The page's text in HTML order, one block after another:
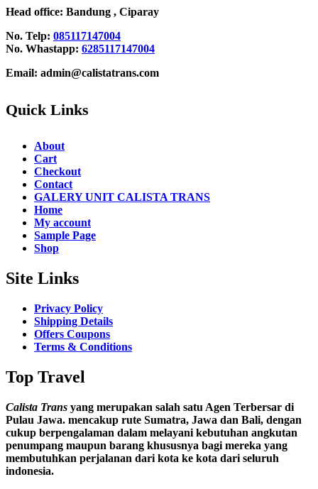
Head office: Bandung , Ciparay
No. Telp: 085117147004
No. Whastapp: 6285117147004
Email: admin@calistatrans.com
Quick Links
About
Cart
Checkout
Contact
GALERY UNIT CALISTA TRANS
Home
My account
Sample Page
Shop
Site Links
Privacy Policy
Shipping Details
Offers Coupons
Terms & Conditions
Top Travel
Calista Trans yang merupakan salah satu Agen Terbersar di
Pulau Jawa. mencakup rute Sumatra, Jawa dan Bali, dengan
cukup berpengalaman dalam melayani kebutuhan angkutan
penumpang maupun barang khususnya bagi mereka yang
membutuhkan perjalanan dari kota ke kota dari seluruh
indonesia.